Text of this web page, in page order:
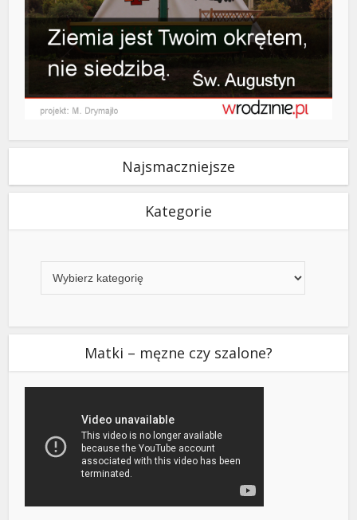
Najsmaczniejsze
Kategorie
Matki – męzne czy szalone?